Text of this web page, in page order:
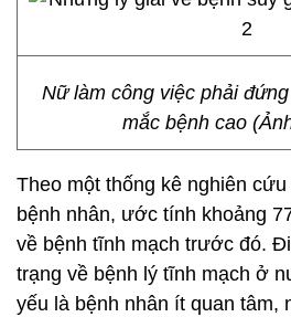
Nữ làm công việc phải
mắc bệnh cao
Theo một thống kê nghiên
bệnh nhân, ước tính khoảng
về bệnh tĩnh mạch trước đó.
trạng về bệnh lý tĩnh mạch ở
yếu là bệnh nhân ít quan tâm,